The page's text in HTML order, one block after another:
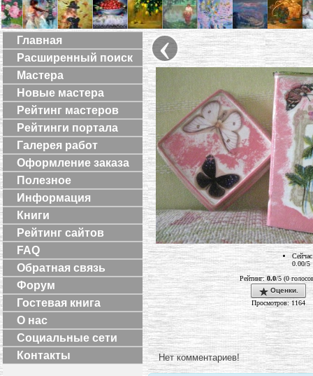
Главная
Расширенный поиск
Мастера
Новые мастера
Рейтинг мастеров
Рейтинги портала
Галерея работ
Оформление заказа
Полезное
Информация
Книги
Рейтинг сайтов
FAQ
Обратная связь
Форум
Гостевая книга
О нас
Социальные сети
Контакты
‹
Сейчас
0.00/5
Рейтинг:0.0/5 (0
Оценки.
Просмотров: 1164
Нет комментариев!